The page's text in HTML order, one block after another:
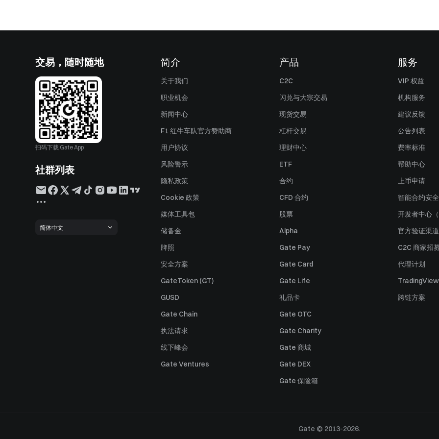
交易，随时随地
扫码下载 Gate App
社群列表
简体中文
简介
关于我们
职业机会
新闻中心
F1 红牛车队官方赞助商
用户协议
风险警示
隐私政策
Cookie 政策
媒体工具包
储备金
牌照
安全方案
GateToken (GT)
GUSD
Gate Chain
执法请求
线下峰会
Gate Ventures
产品
C2C
闪兑与大宗交易
现货交易
杠杆交易
理财中心
ETF
合约
CFD 合约
股票
Alpha
Gate Pay
Gate Card
Gate Life
礼品卡
Gate OTC
Gate Charity
Gate 商城
Gate DEX
Gate 保险箱
服务
VIP 权益
机构服务
建议反馈
公告列表
费率标准
帮助中心
上币申请
智能合约安全
开发者中心
官方验证渠道
C2C 商家招
代理计划
TradingView
跨链方案
Gate © 2013-2026.